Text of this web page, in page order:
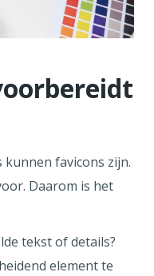
favicons zijn.
Daarom is het
tekst of details?
element te